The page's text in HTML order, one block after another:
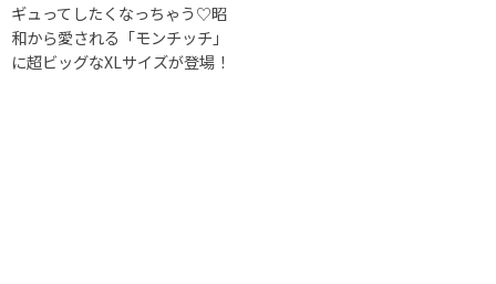
ギュってしたくなっちゃう♡昭
和から愛される「モンチッチ」
に超ビッグなXLサイズが登場！